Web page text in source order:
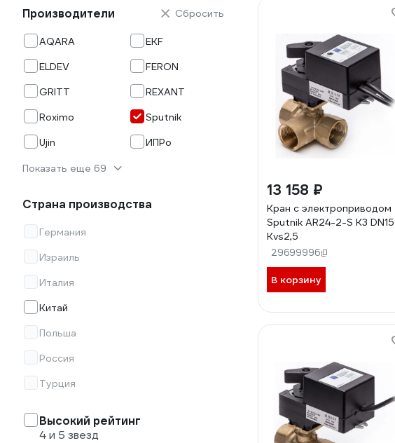
Производители
AQARA
EKF
ELDEV
FERON
GRITT
REXANT
Roximo
Sputnik
Ujin
ИПРо
Показать еще 69
Сбросить
Страна производства
Германия
Израиль
Италия
Китай
Польша
Россия
Турция
Высокий рейтинг
4 и 5 звезд
13 158 ₽
Кран с электроприводом
Sputnik AR24-2-S K3 DN15
Kvs2,5
29699996
В корзину